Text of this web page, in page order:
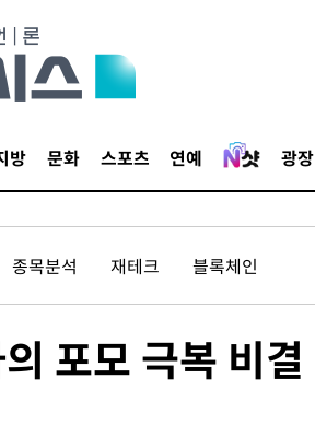
방 문화 스포츠 연예 광장
종목분석 재테크 블록체인
포모 극복 비결